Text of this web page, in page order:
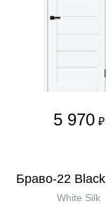
5 970 ₽
Браво-22
White Silk